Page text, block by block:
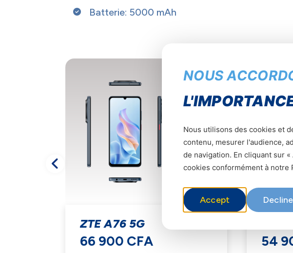
Batterie: 5000 mAh
ZTE A76 5G
66 900 CFA 54
NOUS
Nous utilisons des cookies et
contenu, mesurer l'audience,
de navigation. En cliquant sur
cookies conformément à
Accept Decline